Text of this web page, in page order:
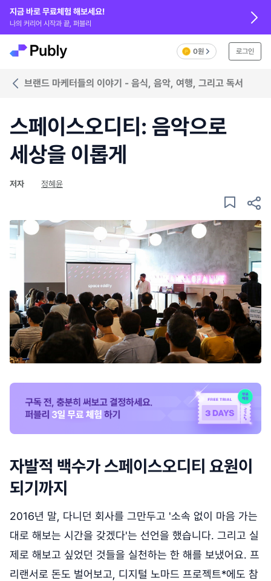
지금 바로 무료체험 해보세요!
나의 커리어 시작과 끝, 퍼블리
0원 로그인
브랜드 마케터들의 이야기 - 음식, 음악, 여행, 그리고 독서
스페이스오디티: 음악으로
세상을 이롭게
저자 정혜윤
자발적 백수가 스페이스오디티 요원이
되기까지
2016년 말, 다니던 회사를 그만두고 '소속 없이 마음 가는
대로 해보는 시간을 갖겠다'는 선언을 했습니다. 그리고 실
제로 해보고 싶었던 것들을 실천하는 한 해를 보냈어요. 프
리랜서로 돈도 벌어보고, 디지털 노마드 프로젝트*에도 참